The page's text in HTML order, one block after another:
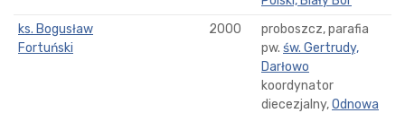
ks. Bogusław
Fortuński
2000
proboszcz, parafia
pw. św. Gertrudy,
Darłowo
koordynator
diecezjalny,Odnowa